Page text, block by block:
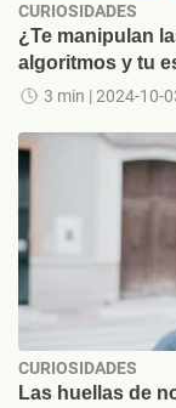
CURIOSIDADES
¿Te manipulan
algoritmos y tu
3 min | 2024-10-
CURIOSIDADES
Las huellas de